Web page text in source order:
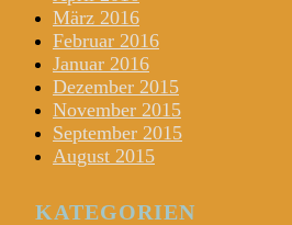
März 2016
Februar 2016
Januar 2016
Dezember 2015
November 2015
September 2015
August 2015
KATEGORIEN